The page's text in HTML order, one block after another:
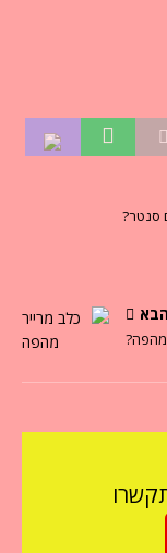
סנטר?
הבא
מהפה?